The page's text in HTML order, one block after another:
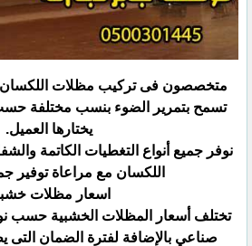
متخصصون فى تركيب مظلات اللكسان
تسمح بتمرير الضوء بنسب مختلفة
يختارها العميل.‏
نوفر جميع أنواع التغطيات الكاتمة
اللكسان مع مراعاة توفير
اسعار مظلات
تختلف أسعار المظلات الخشبية حسب